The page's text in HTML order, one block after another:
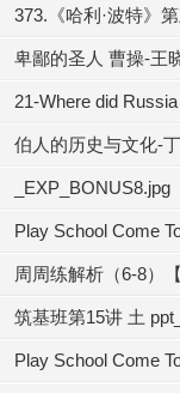
373.《哈利·波特》
卑鄙的圣人 曹操-王
21-Where did
伯人的历史与文化-
_EXP_BONUS8.jpg
Play School Come
周周练解析（6-8）
筑基班第15讲 土
Play School Come